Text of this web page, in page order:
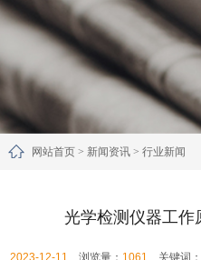
网站首页> 新闻资讯> 行业新闻
光学检测仪器工作
2023-12-11 浏览量： 1061
关键词